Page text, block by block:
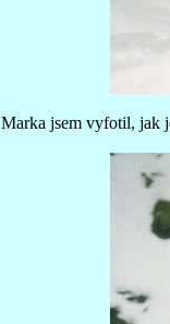
Marka jsem vyfotil, jak